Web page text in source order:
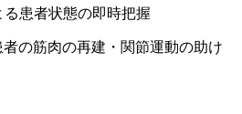
患者状態の即時把握
の筋肉の再建・関節運動の助け